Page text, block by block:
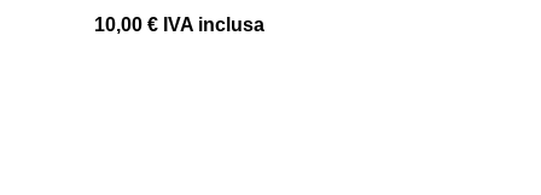
10,00 € IVA inclusa